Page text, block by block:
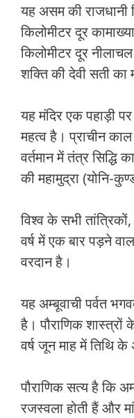
यह असम की राजधानी
किलोमीटर दूर
किलोमीटर दूर
शक्ति की देवी सती का
यह मंदिर एक पहाड़ी
महत्व है। प्राचीन
वर्तमान में तंत्र सिद्धि
की महामुद्रा (योनि-
विश्व के सभी
वर्ष में एक बार पड़ने
वरदान है।
यह अम्बूवाची पर्वत
है। पौराणिक
वर्ष जून माह में तिथि के
पौराणिक सत्य है कि
रजस्वला होती हैं और